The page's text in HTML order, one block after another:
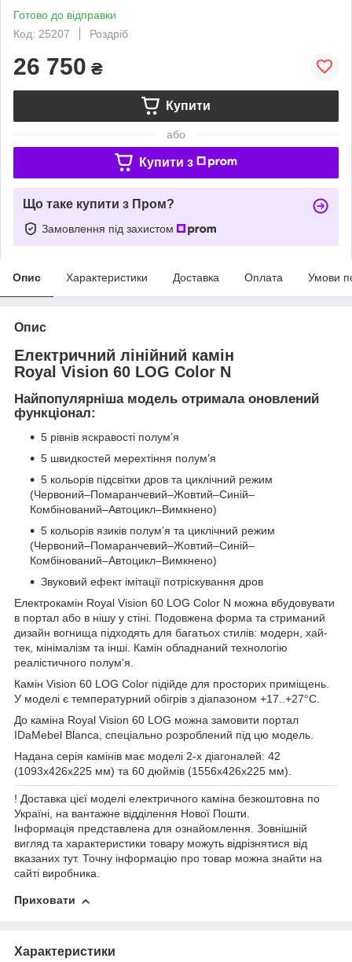
Готово до відправки
Код: 25207
Роздріб
26 750 ₴
Купити
або
Купити з
Що таке купити з Пром?
Замовлення під захистом
Опис Характеристики Доставка Оплата Умови
Опис
Електричний лінійний камін
Royal Vision 60 LOG Color N
Найпопулярніша модель отримала оновлений
функціонал:
5 рівнів яскравості полумʼя
5 швидкостей мерехтіння полумʼя
5 кольорів підсвітки дров та циклічний режим
(Червоний–Помаранчевий–Жовтий–Синій–
Комбінований–Автоцикл–Вимкнено)
5 кольорів язиків полумʼя та циклічний режим
(Червоний–Помаранчевий–Жовтий–Синій–
Комбінований–Автоцикл–Вимкнено)
Звуковий ефект імітації потріскування дров
Електрокамін Royal Vision 60 LOG Color N можна вбудовувати
в портал або в нішу у стіні. Подовжена форма та стриманий
дизайн вогнища підходять для багатьох стилів: модерн, хай-
тек, мінімалізм та інші. Камін обладнаний технологію
реалістичного полум'я.
Камін Vision 60 LOG Color підійде для просторих приміщень.
У моделі є температурний обігрів з діапазоном +17..+27°С.
До каміна Royal Vision 60 LOG можна замовити портал
IDaMebel Blanca, спеціально розроблений під цю модель.
Надана серія камінів має моделі 2-х діагоналей: 42
(1093x426x225 мм) та 60 дюймів (1556x426x225 мм).
! Доставка цієї моделі електричного каміна безкоштовна по
Україні, на вантажне відділення Нової Пошти.
Інформація представлена для ознайомлення. Зовнішній
вигляд та характеристики товару можуть відрізнятися від
вказаних тут. Точну інформацію про товар можна знайти на
сайті виробника.
Приховати
Характеристики